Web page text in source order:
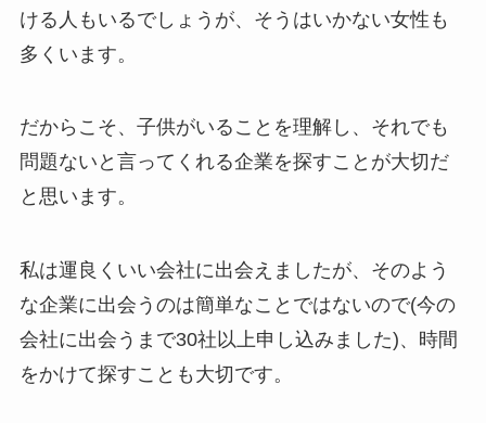
ける人もいるでしょうが、そうはいかない女性も
多くいます。
だからこそ、子供がいることを理解し、それでも
問題ないと言ってくれる企業を探すことが大切だ
と思います。
私は運良くいい会社に出会えましたが、そのよう
な企業に出会うのは簡単なことではないので(今の
会社に出会うまで30社以上申し込みました)、時間
をかけて探すことも大切です。